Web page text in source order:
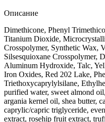
Описание
Dimethicone, Phenyl
Titanium Dioxide,
Crosspolymer, Synthetic Wax,
Silsesquioxane Crosspolymer,
Aluminum Hydroxide, Talc,
Iron Oxides, Red 202 Lake,
Triethoxycaprylylsilane,
purified water, sweet almond
argania kernel oil, shea butter,
caprylic/capric triglyceride,
extract, rosehip fruit extract,